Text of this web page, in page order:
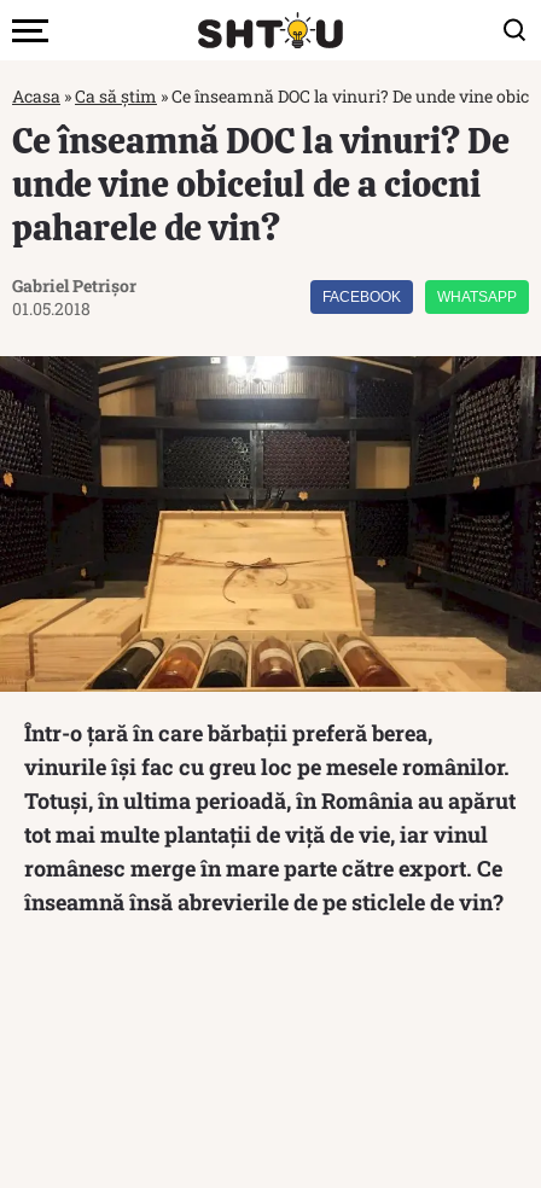
Acasa »Ca să știm »Ce înseamnă DOC la vinuri? De unde vine
Ce înseamnă DOC la vinuri? De
unde vine obiceiul de a ciocni
paharele de vin?
Gabriel Petrișor
01.05.2018
FACEBOOK WHATSAPP
Într-o țară în care bărbații preferă berea,
vinurile își fac cu greu loc pe mesele românilor.
Totuși, în ultima perioadă, în România au apărut
tot mai multe plantații de viță de vie, iar vinul
românesc merge în mare parte către export. Ce
înseamnă însă abrevierile de pe sticlele de vin?